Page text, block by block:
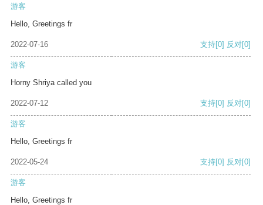
游客
Hello, Greetings fr
2022-07-16 支持[0] 反对[0]
游客
Horny Shriya called you
2022-07-12 支持[0] 反对[0]
游客
Hello, Greetings fr
2022-05-24 支持[0] 反对[0]
游客
Hello, Greetings fr